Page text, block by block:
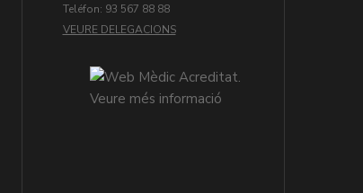
Teléfon: 93 567 88 88
VEURE DELEGACIONS